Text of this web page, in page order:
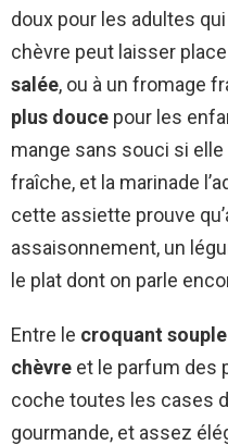
doux pour les adultes
chèvre peut laisser
salée, ou à un fromage
plus douce pour les
mange sans souci si
fraîche, et la marinade
cette assiette prouve
assaisonnement, un
le plat dont on parle
Entre le croquant souple
chèvre et le parfum des
coche toutes les cases
gourmande, et assez